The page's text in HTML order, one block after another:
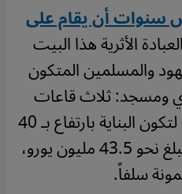
سنوات أن يقام على
الأثرية هذا البيت
والمسلمين المتكون
ومسجد: ثلاث قاعات
وغرفة اجتماعات مركزية، لتكون البناية بارتفاع بـ 40
متراً. أما تكاليف البناء فتبلغ نحو 43.5 مليون يورو،
سلفاً.